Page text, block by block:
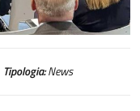
Tipologia:News